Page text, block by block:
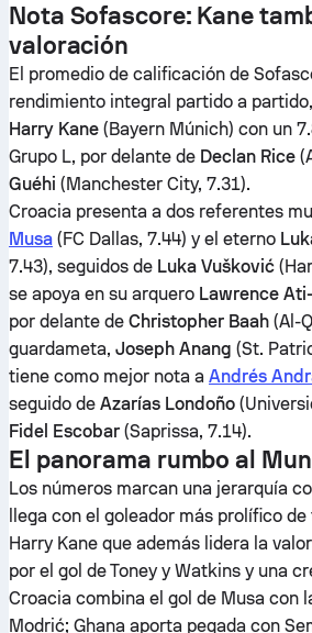
Nota Sofascore: Kane
valoración
El promedio de calificación de
rendimiento integral partido a
Harry Kane (Bayern Múnich) con un
Grupo L, por delante de Declan Rice
Guéhi (Manchester City, 7.31).
Croacia presenta a dos referentes
Musa (FC Dallas, 7.44) y el eterno
7.43), seguidos de Luka Vušković
se apoya en su arquero Lawrence
por delante de Christopher Baah (Al-
guardameta, Joseph Anang (St.
tiene como mejor nota a Andrés
seguido de Azarías Londoño
Fidel Escobar (Saprissa, 7.14).
El panorama rumbo al
Los números marcan una jerarquía
llega con el goleador más prolífico
Harry Kane que además lidera la
por el gol de Toney y Watkins y una
Croacia combina el gol de Musa con
Modrić; Ghana aporta pegada con